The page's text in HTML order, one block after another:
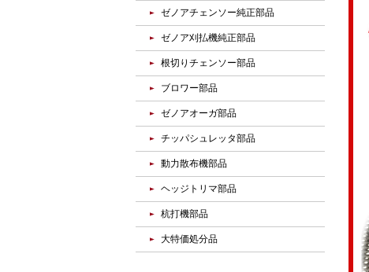
ゼノアチェンソー純正部品
ゼノア刈払機純正部品
根切りチェンソー部品
ブロワー部品
ゼノアオーガ部品
チッパシュレッタ部品
動力散布機部品
ヘッジトリマ部品
杭打機部品
大特価処分品